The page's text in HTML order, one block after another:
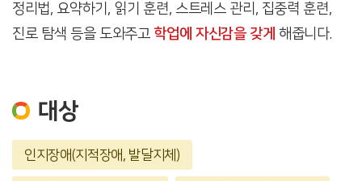
정리법, 요약하기, 읽기 훈련, 스트레스 관리, 집중력 훈련,
진로 탐색 등을 도와주고 학업에 자신감을 갖게 해줍니다.
대상
인지장애(지적장애, 발달지체)